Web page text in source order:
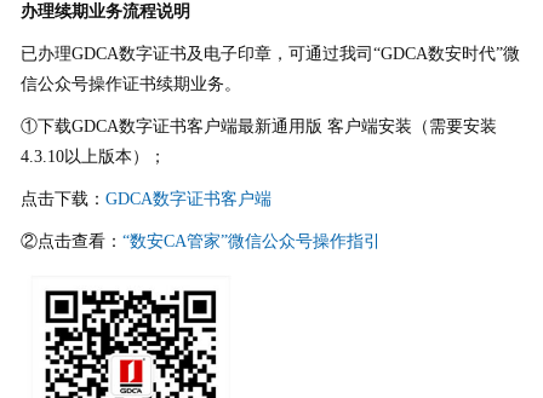
办理续期业务流程说明
已办理GDCA数字证书及电子印章，可通过我司“GDCA数安时代”微
信公众号操作证书续期业务。
①下载GDCA数字证书客户端最新通用版 客户端安装（需要安装
4.3.10以上版本）；
点击下载： GDCA数字证书客户端
②点击查看： “数安CA管家”微信公众号操作指引